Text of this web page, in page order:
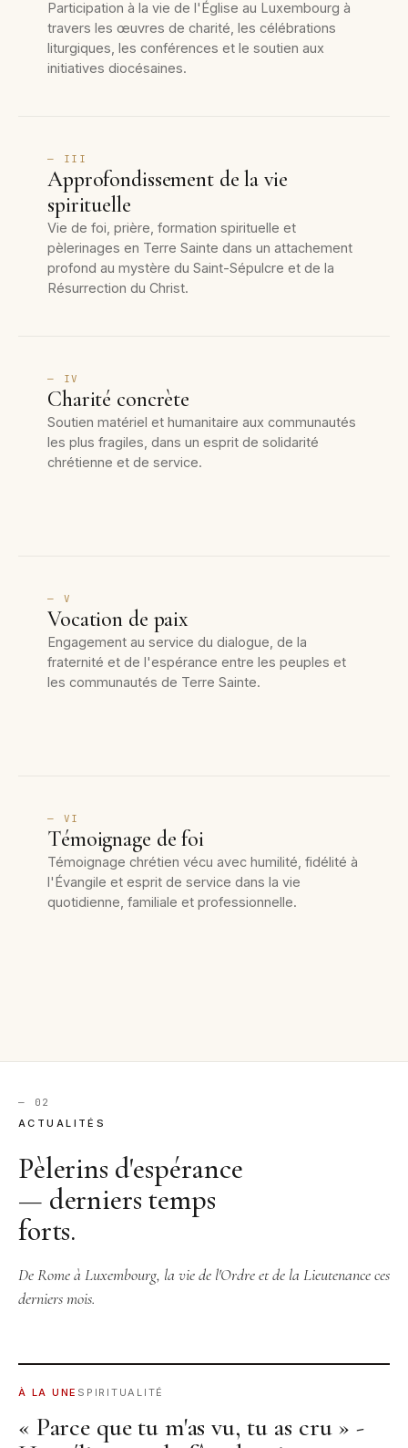
Participation à la vie de l'Église au Luxembourg à
travers les œuvres de charité, les célébrations
liturgiques, les conférences et le soutien aux
initiatives diocésaines.
— III
Approfondissement de la vie
spirituelle
Vie de foi, prière, formation spirituelle et
pèlerinages en Terre Sainte dans un attachement
profond au mystère du Saint-Sépulcre et de la
Résurrection du Christ.
— IV
Charité concrète
Soutien matériel et humanitaire aux communautés
les plus fragiles, dans un esprit de solidarité
chrétienne et de service.
— V
Vocation de paix
Engagement au service du dialogue, de la
fraternité et de l'espérance entre les peuples et
les communautés de Terre Sainte.
— VI
Témoignage de foi
Témoignage chrétien vécu avec humilité, fidélité à
l'Évangile et esprit de service dans la vie
quotidienne, familiale et professionnelle.
— 02
ACTUALITÉS
Pèlerins d'espérance
— derniers temps
forts.
De Rome à Luxembourg, la vie de l'Ordre et de la Lieutenance ces
derniers mois.
À LA UNE SPIRITUALITÉ
« Parce que tu m'as vu, tu as cru » -